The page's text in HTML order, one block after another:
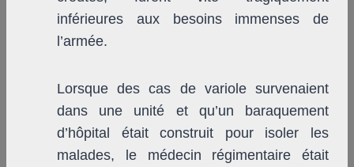
inférieures aux besoins immenses de
l’armée.
Lorsque des cas de variole survenaient
dans une unité et qu’un baraquement
d’hôpital était construit pour isoler les
malades, le médecin régimentaire était